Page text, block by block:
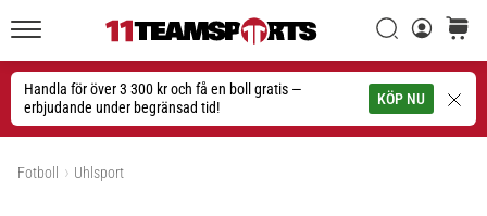
Handla för över 3 300 kr och få en boll gratis —
erbjudande under begränsad tid!
KÖP NU
Sök
Sök
1. 7. 2025
•
1 min. läsning
Play
for
Fotboll Uhlsport
Filtr
Kön
Produktkategori
Visa produkter